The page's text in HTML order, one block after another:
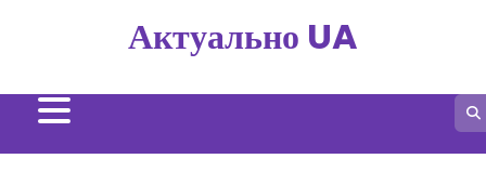
Актуально UA